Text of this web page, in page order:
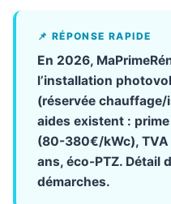
📌 RÉPONSE RAPIDE
En 2026,
l’installation
(réservée
aides existent :
(80-380€/kWc),
ans, éco-PTZ. Détail
démarches.